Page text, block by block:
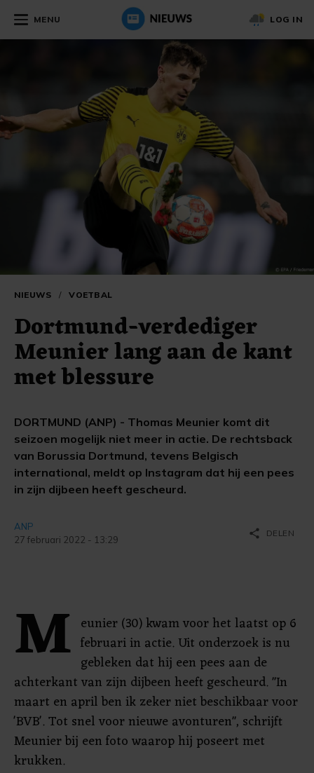
MENU LOG IN
NIEUWS / VOETBAL
Dortmund-verdediger
Meunier lang aan de kant
met blessure
DORTMUND (ANP) - Thomas Meunier komt dit
seizoen mogelijk niet meer in actie. De rechtsback
van Borussia Dortmund, tevens Belgisch
international, meldt op Instagram dat hij een pees
in zijn dijbeen heeft gescheurd.
ANP
27 februari 2022 - 13:29
share DELEN
M eunier (30) kwam voor het laatst op 6
februari in actie. Uit onderzoek is nu
gebleken dat hij een pees aan de
achterkant van zijn dijbeen heeft gescheurd. "In
maart en april ben ik zeker niet beschikbaar voor
'BVB'. Tot snel voor nieuwe avonturen", schrijft
Meunier bij een foto waarop hij poseert met
krukken.